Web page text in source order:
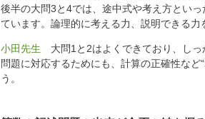
後半の大問3と4では、途中式や考え方とい
ています。論理的に考える力、説明できる力
小田先生 大問1と2はよくできており、しっ
問題に対応するためにも、計算の正確性など
う。